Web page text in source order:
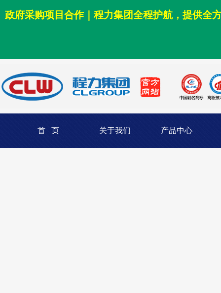
政府采购项目合作｜程力集团全程护航，提供全
首 页 关于我们 产品中心